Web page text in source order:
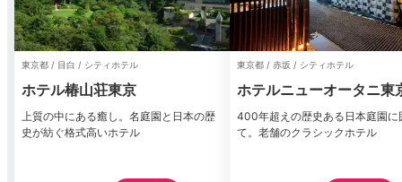
東京都 / 目白 / シティホテル
ホテル椿山荘東京
上質の中にある癒し。名庭園と日本の歴
史が紡ぐ格式高いホテル
東京都 / 赤坂 / シティホテル
ホテルニューオータニ東
ザ・メイン
400年超えの歴史ある日本庭園に
て。老舗のクラシックホテル